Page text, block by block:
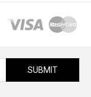
SUBMIT